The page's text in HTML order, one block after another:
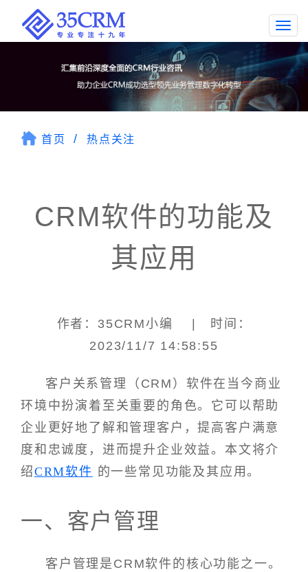
首页 热点关注
CRM软件的功能及
其应用
作者：35CRM小编 | 时间：
2023/11/7 14:58:55
客户关系管理（CRM）软件在当今商业
环境中扮演着至关重要的角色。它可以帮助
企业更好地了解和管理客户，提高客户满意
度和忠诚度，进而提升企业效益。本文将介
绍CRM软件 的一些常见功能及其应用。
一、客户管理
客户管理是CRM软件的核心功能之一。